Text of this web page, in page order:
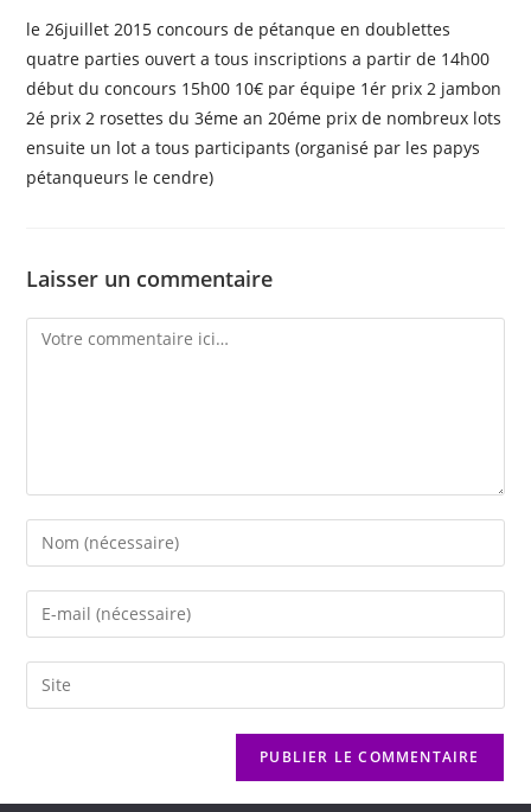
le 26juillet 2015 concours de pétanque en doublettes
quatre parties ouvert a tous inscriptions a partir de 14h00
début du concours 15h00 10€ par équipe 1ér prix 2 jambon
2é prix 2 rosettes du 3éme an 20éme prix de nombreux lots
ensuite un lot a tous participants (organisé par les papys
pétanqueurs le cendre)
Laisser un commentaire